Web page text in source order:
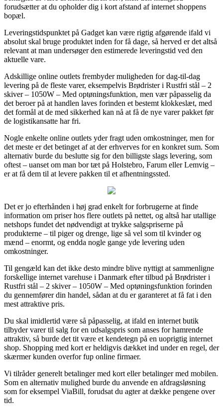
forudsætter at du opholder dig i kort afstand af internet shoppens
bopæl.
Leveringstidspunktet på Gadget kan være rigtig afgørende ifald vi
absolut skal bruge produktet inden for få dage, så herved er det altså
relevant at man undersøger den estimerede leveringstid ved den
aktuelle vare.
Adskillige online outlets frembyder muligheden for dag-til-dag
levering på de fleste varer, eksempelvis Brødrister i Rustfri stål – 2
skiver – 1050W – Med optøningsfunktion, men vær påpasselig da
det beroer på at handlen laves forinden et bestemt klokkeslæt, med
det formål at de med sikkerhed kan nå at få de nye varer pakket før
de logistikansatte har fri.
Nogle enkelte online outlets yder fragt uden omkostninger, men for
det meste er det betinget af at der erhverves for en konkret sum. Som
alternativ burde du beslutte sig for den billigste slags levering, som
oftest – uanset om man bor tæt på Holstebro, Farum eller Lemvig –
er at få dem til at levere pakken til et afhentningssted.
Det er jo efterhånden i høj grad enkelt for forbrugerne at finde
information om priser hos flere outlets på nettet, og altså har utallige
netshops fundet det nødvendigt at trykke salgspriserne på
produkterne – til piger og drenge, lige så vel som til kvinder og
mænd – enormt, og endda nogle gange yde levering uden
omkostninger.
Til gengæld kan det ikke desto mindre blive nyttigt at sammenligne
forskellige internet varehuse i Danmark efter tilbud på Brødrister i
Rustfri stål – 2 skiver – 1050W – Med optøningsfunktion forinden
du gennemfører din handel, sådan at du er garanteret at få fat i den
mest attraktive pris.
Du skal imidlertid være så påpasselig, at ifald en internet butik
tilbyder varer til salg for en udsalgspris som anses for hamrende
attraktiv, så burde det tit være et kendetegn på en uoprigtig internet
shop. Shopping med kort er heldigvis dækket ind under en regel, der
skærmer kunden overfor fup online firmaer.
Vi tilråder generelt betalinger med kort eller betalinger med mobilen.
Som en alternativ mulighed burde du anvende en afdragsløsning
som for eksempel ViaBill, forudsat du agter at dække pengene over
tid.